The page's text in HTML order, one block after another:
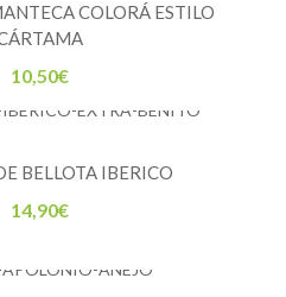
COLORÁ ESTILO
10,50€
BELLOTA IBERICO
14,90€